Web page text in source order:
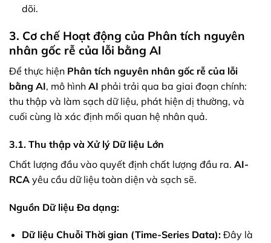
dõi.
3. Cơ chế Hoạt động của Phân tích nguyên
nhân gốc rễ của lỗi bằng AI
Để thực hiện Phân tích nguyên nhân gốc rễ của lỗi
bằng AI, mô hình AI phải trải qua ba giai đoạn chính:
thu thập và làm sạch dữ liệu, phát hiện dị thường, và
cuối cùng là xác định mối quan hệ nhân quả.
3.1. Thu thập và Xử lý Dữ liệu Lớn
Chất lượng đầu vào quyết định chất lượng đầu ra. AI-
RCA yêu cầu dữ liệu toàn diện và sạch sẽ.
Nguồn Dữ liệu Đa dạng:
Dữ liệu Chuỗi Thời gian (Time-Series Data):Đây là